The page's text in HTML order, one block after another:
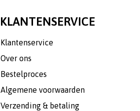
KLANTENSERVICE
Klantenservice
Over ons
Bestelproces
Algemene voorwaarden
Verzending & betaling